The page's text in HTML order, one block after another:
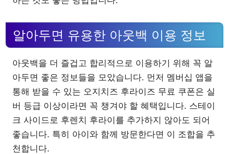
알아두면 유용한 아웃백 이용 정보
아웃백을 더 즐겁고 합리적으로 이용하기 위해 꼭 알
아두면 좋은 정보들을 모았습니다. 먼저 멤버십 앱을
통해 받을 수 있는 오지치즈 후라이즈 무료 쿠폰은 실
버 등급 이상이라면 꼭 챙겨야 할 혜택입니다. 스테이
크 사이드로 후렌치 후라이를 추가하지 않아도 되어
좋습니다. 특히 아이와 함께 방문한다면 이 조합을 추
천합니다.